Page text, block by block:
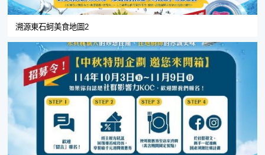
溯源東石蚵美食地圖2